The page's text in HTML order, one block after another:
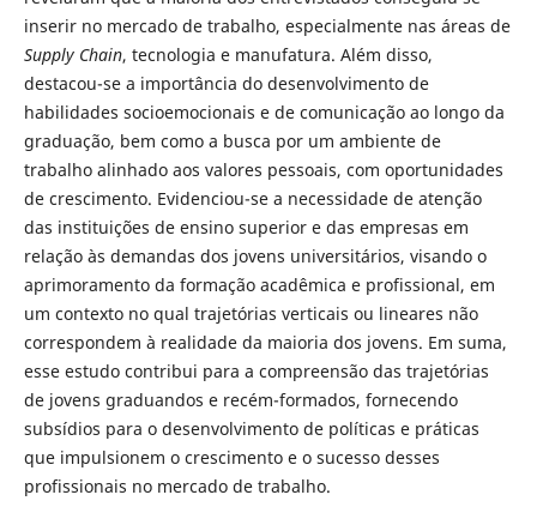
inserir no mercado de trabalho, especialmente nas áreas de
Supply Chain, tecnologia e manufatura. Além disso,
destacou-se a importância do desenvolvimento de
habilidades socioemocionais e de comunicação ao longo da
graduação, bem como a busca por um ambiente de
trabalho alinhado aos valores pessoais, com oportunidades
de crescimento. Evidenciou-se a necessidade de atenção
das instituições de ensino superior e das empresas em
relação às demandas dos jovens universitários, visando o
aprimoramento da formação acadêmica e profissional, em
um contexto no qual trajetórias verticais ou lineares não
correspondem à realidade da maioria dos jovens. Em suma,
esse estudo contribui para a compreensão das trajetórias
de jovens graduandos e recém-formados, fornecendo
subsídios para o desenvolvimento de políticas e práticas
que impulsionem o crescimento e o sucesso desses
profissionais no mercado de trabalho.